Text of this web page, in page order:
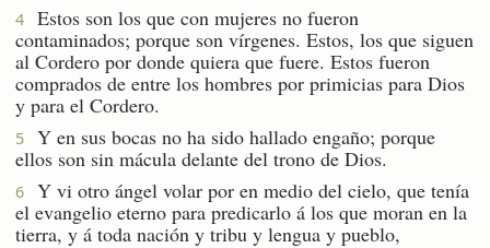
4
Estos son los que con mujeres no fueron
contaminados; porque son vírgenes. Estos, los que siguen
al Cordero por donde quiera que fuere. Estos fueron
comprados de entre los hombres por primicias para Dios
y para el Cordero.
5
Y en sus bocas no ha sido hallado engaño; porque
ellos son sin mácula delante del trono de Dios.
6
Y vi otro ángel volar por en medio del cielo, que tenía
el evangelio eterno para predicarlo á los que moran en la
tierra, y á toda nación y tribu y lengua y pueblo,